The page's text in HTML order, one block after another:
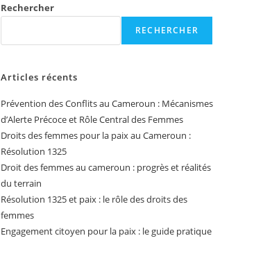
Rechercher
RECHERCHER
Articles récents
Prévention des Conflits au Cameroun : Mécanismes
d’Alerte Précoce et Rôle Central des Femmes
Droits des femmes pour la paix au Cameroun :
Résolution 1325
Droit des femmes au cameroun : progrès et réalités
du terrain
Résolution 1325 et paix : le rôle des droits des
femmes
Engagement citoyen pour la paix : le guide pratique